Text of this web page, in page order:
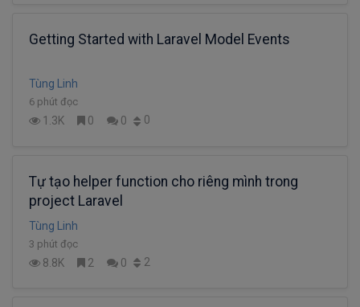
Getting Started with Laravel Model Events
Tùng Linh
6 phút đọc
1.3K 0 0 0
Tự tạo helper function cho riêng mình trong
project Laravel
Tùng Linh
3 phút đọc
8.8K 2 0 2